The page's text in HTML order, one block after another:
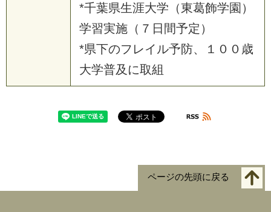
*千葉県生涯大学 （東葛飾学園 ）
学習実施 （ ７ 日 間予定 ）
*県下のフ レイ ル予防、 １ ０ ０ 歳
大学普及 に取組
ページの先頭に戻る